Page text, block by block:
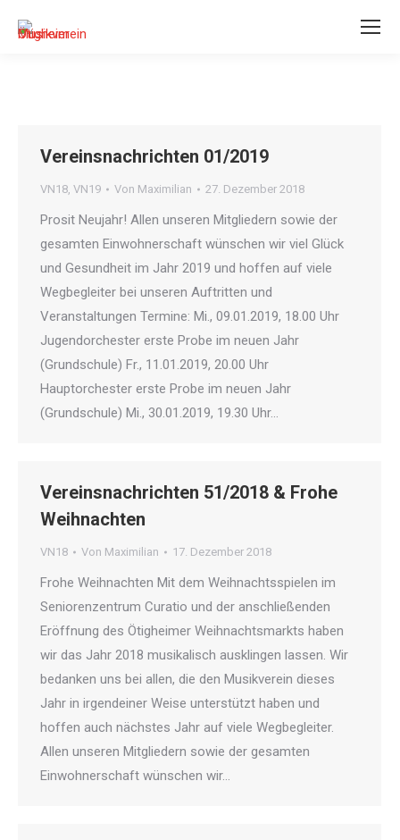
Vereinsnachrichten 01/2019
VN18, VN19 Von Maximilian 27. Dezember 2018
Prosit Neujahr! Allen unseren Mitgliedern sowie der
gesamten Einwohnerschaft wünschen wir viel Glück
und Gesundheit im Jahr 2019 und hoffen auf viele
Wegbegleiter bei unseren Auftritten und
Veranstaltungen Termine: Mi., 09.01.2019, 18.00 Uhr
Jugendorchester erste Probe im neuen Jahr
(Grundschule) Fr., 11.01.2019, 20.00 Uhr
Hauptorchester erste Probe im neuen Jahr
(Grundschule) Mi., 30.01.2019, 19.30 Uhr…
Vereinsnachrichten 51/2018 & Frohe
Weihnachten
VN18 Von Maximilian 17. Dezember 2018
Frohe Weihnachten Mit dem Weihnachtsspielen im
Seniorenzentrum Curatio und der anschließenden
Eröffnung des Ötigheimer Weihnachtsmarkts haben
wir das Jahr 2018 musikalisch ausklingen lassen. Wir
bedanken uns bei allen, die den Musikverein dieses
Jahr in irgendeiner Weise unterstützt haben und
hoffen auch nächstes Jahr auf viele Wegbegleiter.
Allen unseren Mitgliedern sowie der gesamten
Einwohnerschaft wünschen wir…